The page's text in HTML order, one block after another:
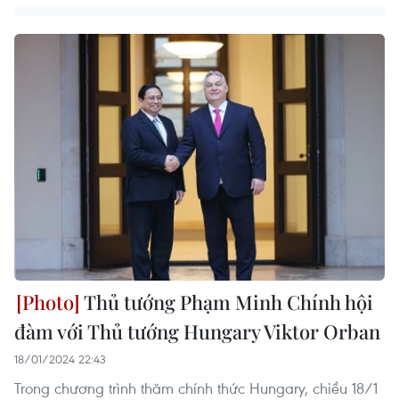
Thủ tướng Phạm Minh Chính hội
đàm với Thủ tướng Hungary Viktor Orban
18/01/2024 22:43
Trong chương trình thăm chính thức Hungary, chiều 18/1